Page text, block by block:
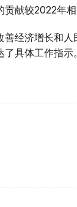
献较2022年相
经济增长和
具体工作指示。